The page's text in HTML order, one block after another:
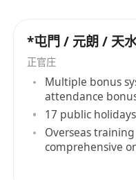
樓專屬優惠；定期團隊
點優勢：工作地點位
累積嘅人脈同經驗價值更高。 📌入
滿18周歲，中五或以
可作咨詢） ✅無地產
培訓考取即可；已有
✅性格主動樂於溝通
對銷售挑戰 ✅會流利
*屯門 / 元朗 / 天
正官庄
Multiple bonus
attendance
17 public
Overseas
comprehensive